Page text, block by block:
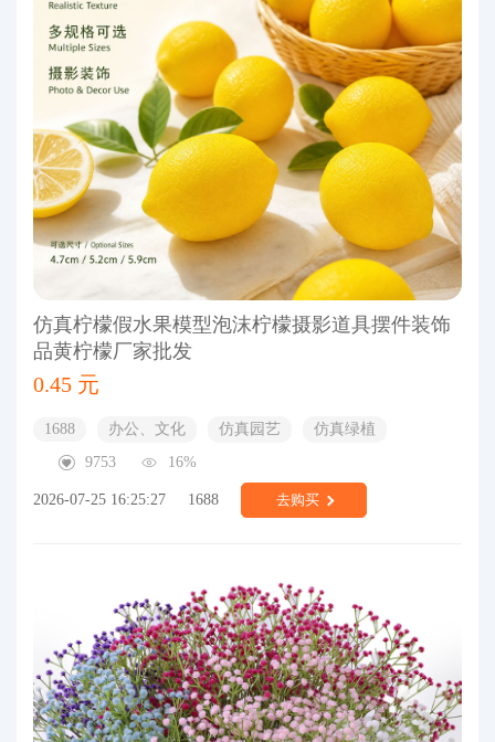
仿真柠檬假水果模型泡沫柠檬摄影道具摆件装饰
品黄柠檬厂家批发
0.45 元
1688 办公、文化 仿真园艺
仿真绿植
9753
16%
2026-07-25 16:25:27 1688 去购买